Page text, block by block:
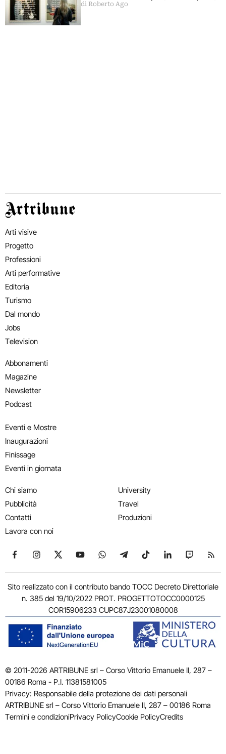
di Roberto Ago
Artribune
Arti visive
Progetto
Professioni
Arti performative
Editoria
Turismo
Dal mondo
Jobs
Television
Abbonamenti
Magazine
Newsletter
Podcast
Eventi e Mostre
Inaugurazioni
Finissage
Eventi in giornata
Chi siamo
Pubblicità
Contatti
Lavora con noi
University
Travel
Produzioni
Seguici su Facebook
Seguici su Instagram
Seguici su X
Seguici su YouTube
Seguici su WhatsApp
Seguici su Telegram
Seguici su TikTok
Seguici su
Seguici
Sito realizzato con il contributo bando TOCC Decreto Direttoriale
n. 385 del 19/10/2022 PROT. PROGETTOTOCC0000125
COR15906233 CUPC87J23001080008
© 2011-2026 ARTRIBUNE srl – Corso Vittorio Emanuele II, 287 –
00186 Roma - P.I. 11381581005
Privacy: Responsabile della protezione dei dati personali
ARTRIBUNE srl – Corso Vittorio Emanuele II, 287 – 00186 Roma
Termini e condizioniPrivacy PolicyCookie PolicyCredits